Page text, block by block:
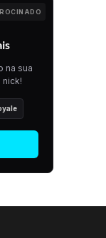
na sua
nick!